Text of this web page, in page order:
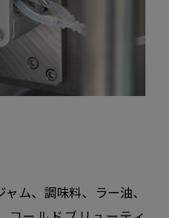
ャム、調味料、ラー油、